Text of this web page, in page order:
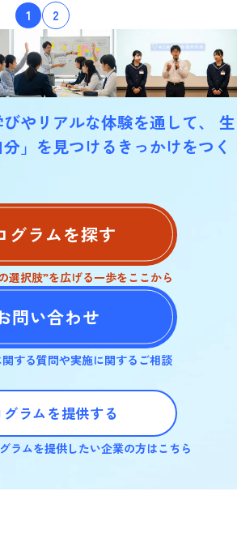
新
着
情
報
一
覧
ペー
ジ
送
り
1 2
次
の
ペー
ジ
やリアルな体験を通して、
生
」を見つけるきっかけをつく
グラムを探す
選択肢”を広げる一歩をここから
問い合わせ
する質問や実施に関するご相談
グラムを提供する
ラムを提供したい企業の方はこちら